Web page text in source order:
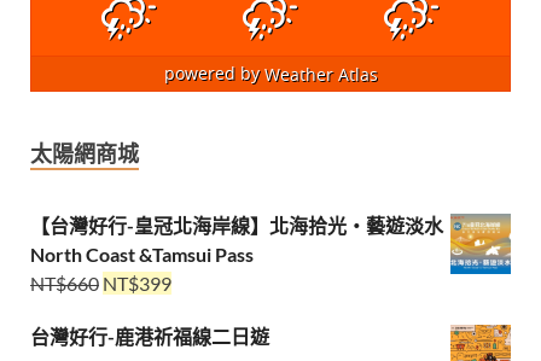
powered byWeather Atlas
太陽網商城
【台灣好行-皇冠北海岸線】北海拾光・藝遊淡水
North Coast &Tamsui Pass
NT$660 NT$399
台灣好行-鹿港祈福線二日遊